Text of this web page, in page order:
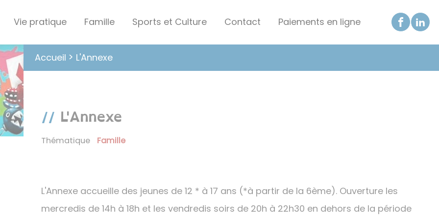
Vie pratique Famille Sports et Culture Contact Paiements en ligne
Accueil L'Annexe
L'Annexe
Thématique Famille
L'Annexe accueille des jeunes de 12 * à 17 ans (*à partir de la 6ème). Ouverture les
mercredis de 14h à 18h et les vendredis soirs de 20h à 22h30 en dehors de la période